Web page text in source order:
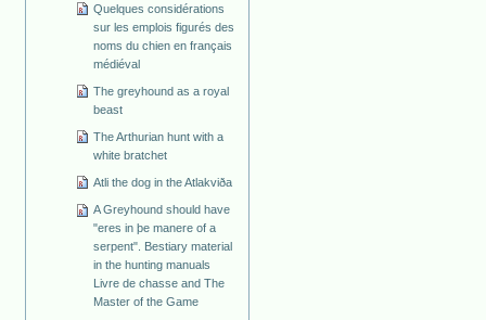
Quelques considérations
sur les emplois figurés des
noms du chien en français
médiéval
The greyhound as a royal
beast
The Arthurian hunt with a
white bratchet
Atli the dog in the Atlakviða
A Greyhound should have
"eres in þe manere of a
serpent". Bestiary material
in the hunting manuals
Livre de chasse and The
Master of the Game